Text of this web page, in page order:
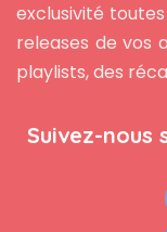
exclusivité
releases de vos
playlists, des
Suivez-nous